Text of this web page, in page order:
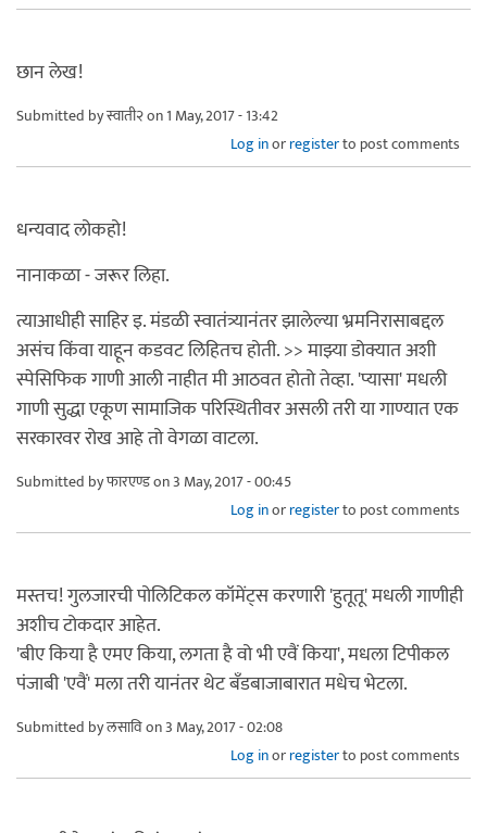
छान लेख!
Submitted byस्वाती२on 1 May, 2017 - 13:42
Log inorregisterto post comments
धन्यवाद लोकहो!
नानाकळा - जरूर लिहा.
त्याआधीही साहिर इ. मंडळी स्वातंत्र्यानंतर झालेल्या भ्रमनिरासाबद्दल
असंच किंवा याहून कडवट लिहितच होती. >> माझ्या डोक्यात अशी
स्पेसिफिक गाणी आली नाहीत मी आठवत होतो तेव्हा. 'प्यासा' मधली
गाणी सुद्धा एकूण सामाजिक परिस्थितीवर असली तरी या गाण्यात एक
सरकारवर रोख आहे तो वेगळा वाटला.
Submitted byफारएण्डon 3 May, 2017 - 00:45
Log inorregisterto post comments
मस्तच! गुलजारची पोलिटिकल कॉमेंट्स करणारी 'हुतूतू' मधली गाणीही
अशीच टोकदार आहेत.
'बीए किया है एमए किया, लगता है वो भी एवैं किया', मधला टिपीकल
पंजाबी 'एवैं' मला तरी यानंतर थेट बँडबाजाबारात मधेच भेटला.
Submitted byलसाविon 3 May, 2017 - 02:08
Log inorregisterto post comments